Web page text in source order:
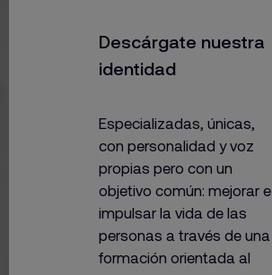
Descárgate nuestra
identidad
Especializadas, únicas,
con personalidad y voz
propias pero con un
objetivo común: mejorar e
impulsar la vida de las
personas a través de una
formación orientada al